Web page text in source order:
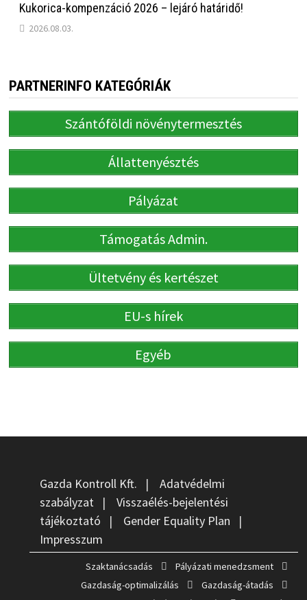
Kukorica-kompenzáció 2026 – lejáró határidő!
2026.08.03.
PARTNERINFO KATEGÓRIÁK
Szántóföldi növénytermesztés
Állattenyésztés
Pályázat
Támogatás Admin.
Ültetvény és kertészet
EU-s hírek
Egyéb
Gazda Kontroll Kft. | Adatvédelmi
szabályzat| Visszaélés-bejelentési
tájékoztató | Gender Equality Plan |
Impresszum
Szaktanácsadás
Pályázati menedzsment
Gazdaság-optimalizálás
Gazdaság-átadás